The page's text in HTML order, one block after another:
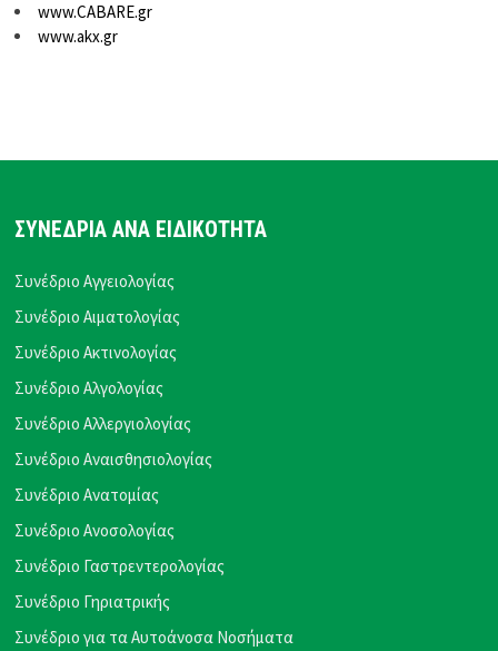
www.CABARE.gr
www.akx.gr
ΣΥΝΕΔΡΙΑ ΑΝΑ ΕΙΔΙΚΟΤΗΤΑ
Συνέδριο Αγγειολογίας
Συνέδριο Αιματολογίας
Συνέδριο Ακτινολογίας
Συνέδριο Αλγολογίας
Συνέδριο Αλλεργιολογίας
Συνέδριο Αναισθησιολογίας
Συνέδριο Ανατομίας
Συνέδριο Ανοσολογίας
Συνέδριο Γαστρεντερολογίας
Συνέδριο Γηριατρικής
Συνέδριο για τα Αυτοάνοσα Νοσήματα